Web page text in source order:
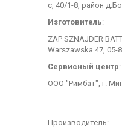
с, 40/1-8, район
Изготовитель:
ZAP SZNAJDER
Warszawska 47, 05-
Сервисный центр:
ООО "Римбат", г.
Производитель: